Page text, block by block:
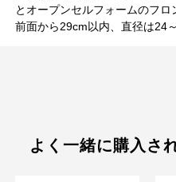
とオープンセルフォームのフ
前面から29cm以内、直径は24
よく一緒に購入さ